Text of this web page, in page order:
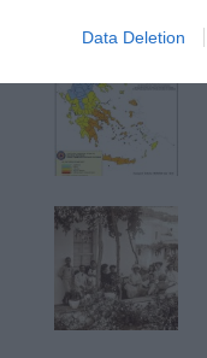
Data Deletion